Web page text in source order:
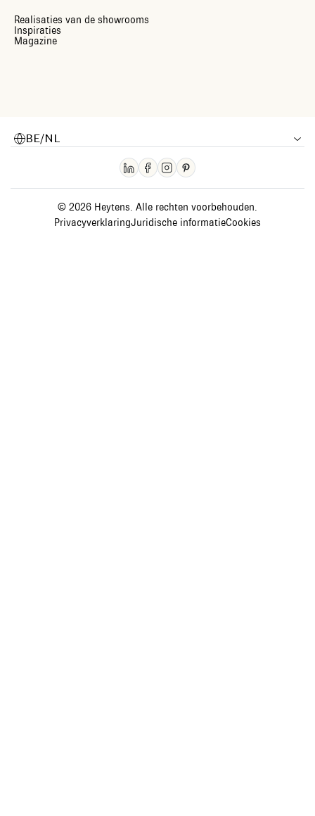
Realisaties van de showrooms
Inspiraties
Magazine
BE/NL
© 2026 Heytens. Alle rechten voorbehouden.
PrivacyverklaringJuridische informatieCookies